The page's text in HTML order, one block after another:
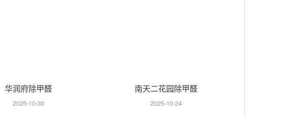
华润府除甲醛
2025-10-30
南天二花园除甲醛
2025-10-24